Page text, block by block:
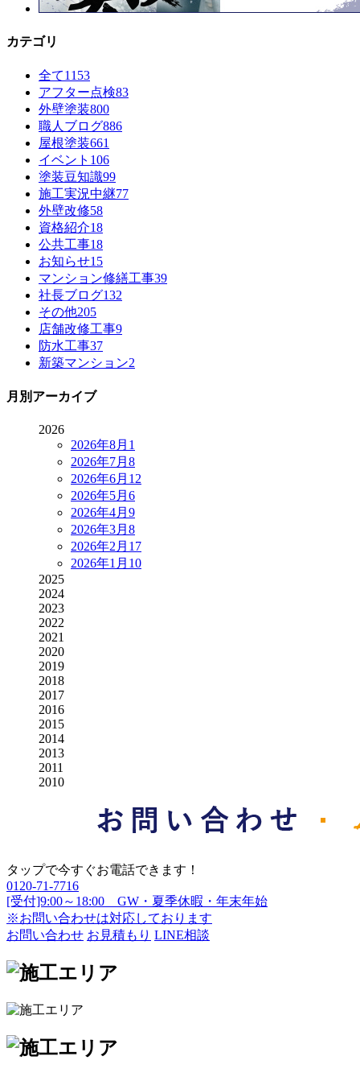
カテゴリ
全て1153
アフター点検83
外壁塗装800
職人ブログ886
屋根塗装661
イベント 106
塗装豆知識99
施工実況中継77
外壁改修58
資格紹介18
公共工事18
お知らせ15
マンション修繕工事39
社長ブログ132
その他205
店舗改修工事9
防水工事37
新築マンション2
月別アーカイブ
2026
2026年8月 1
2026年7月 8
2026年6月 12
2026年5月 6
2026年4月 9
2026年3月 8
2026年2月 17
2026年1月 10
2025
2024
2023
2022
2021
2020
2019
2018
2017
2016
2015
2014
2013
2011
2010
タップで今すぐお電話できます！
0120-71-7716
[受付]9:00～18:00 GW・夏季休暇・年末年始
※お問い合わせは対応しております
お問い合わせ お見積もり LINE相談